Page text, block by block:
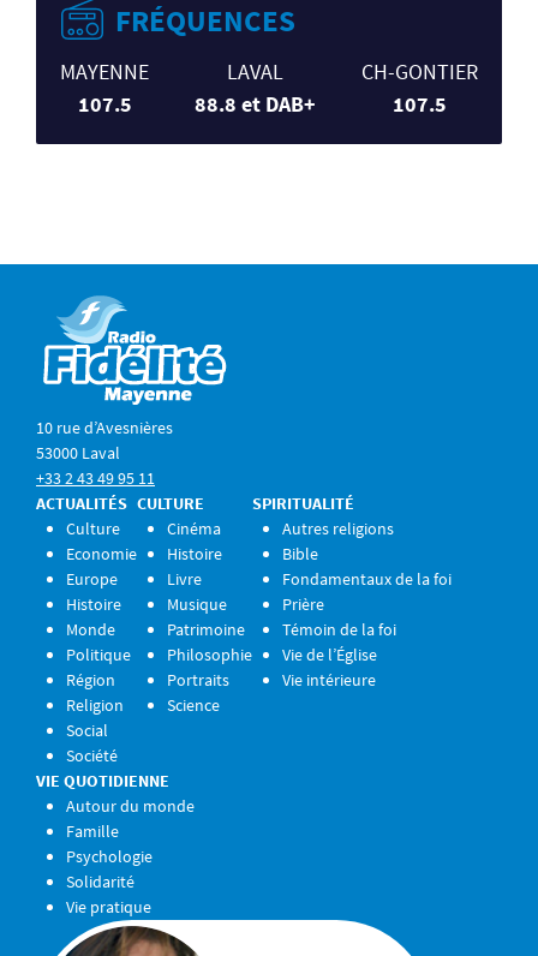
FRÉQUENCES
MAYENNE
107.5
LAVAL
88.8 et DAB+
CH-GONTIER
107.5
10 rue d’Avesnières
53000 Laval
+33 2 43 49 95 11
ACTUALITÉS
Culture
Economie
Europe
Histoire
Monde
Politique
Région
Religion
Social
Société
CULTURE
Cinéma
Histoire
Livre
Musique
Patrimoine
Philosophie
Portraits
Science
SPIRITUALITÉ
Autres religions
Bible
Fondamentaux de la foi
Prière
Témoin de la foi
Vie de l’Église
Vie intérieure
VIE QUOTIDIENNE
Autour du monde
Famille
Psychologie
Solidarité
Vie pratique